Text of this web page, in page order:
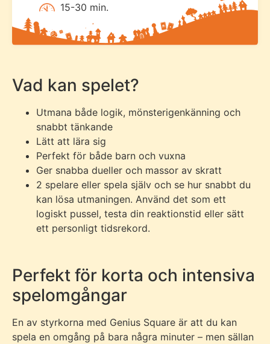
15-30 min.
Vad kan spelet?
Utmana både logik, mönsterigenkänning och
snabbt tänkande
Lätt att lära sig
Perfekt för både barn och vuxna
Ger snabba dueller och massor av skratt
2 spelare eller spela själv och se hur snabbt du
kan lösa utmaningen. Använd det som ett
logiskt pussel, testa din reaktionstid eller sätt
ett personligt tidsrekord.
Perfekt för korta och intensiva
spelomgångar
En av styrkorna med Genius Square är att du kan
spela en omgång på bara några minuter – men sällan